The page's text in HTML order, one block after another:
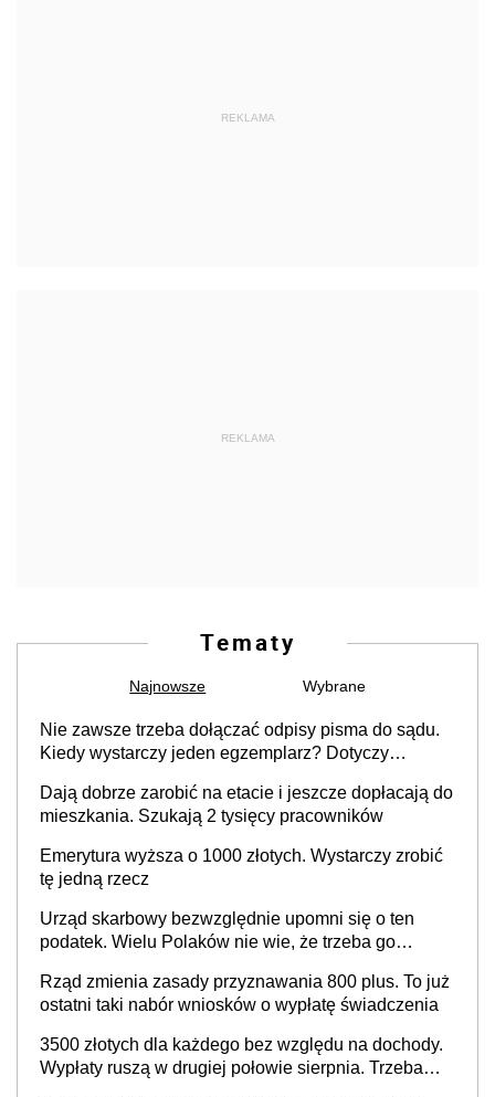
REKLAMA
REKLAMA
Tematy
Najnowsze Wybrane
Nie zawsze trzeba dołączać odpisy pisma do sądu.
Kiedy wystarczy jeden egzemplarz? Dotyczy
Dają dobrze zarobić na etacie i jeszcze dopłacają do
mieszkania. Szukają 2 tysięcy pracowników
Emerytura wyższa o 1000 złotych. Wystarczy zrobić
tę jedną rzecz
Urząd skarbowy bezwzględnie upomni się o ten
podatek. Wielu Polaków nie wie, że trzeba go
Rząd zmienia zasady przyznawania 800 plus. To już
ostatni taki nabór wniosków o wypłatę świadczenia
3500 złotych dla każdego bez względu na dochody.
Wypłaty ruszą w drugiej połowie sierpnia. Trzeba